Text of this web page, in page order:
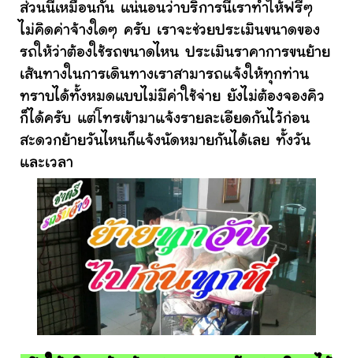
ส่วนนี้เหมือนกัน แน่นอนว่าบริการนี้เราทำให้ฟรีๆ
ไม่คิดค่าจ้างใดๆ ครับ เราจะช่วยประเมินขนาดของ
รถให้ว่าต้องใช้รถขนาดไหน ประเมินราคาการขนย้าย
เส้นทางในการเดินทางเราสามารถแจ้งให้ทุกท่าน
ทราบได้ทั้งหมดแบบไม่มีค่าใช้จ่าย ยังไม่ต้องจองคิว
ก็ได้ครับ แต่โทรเข้ามาแจ้งรายละเอียดกันไว้ก่อน
สะดวกย้ายวันไหนก็แจ้งนัดหมายกันได้เลย ทั้งวัน
และเวลา